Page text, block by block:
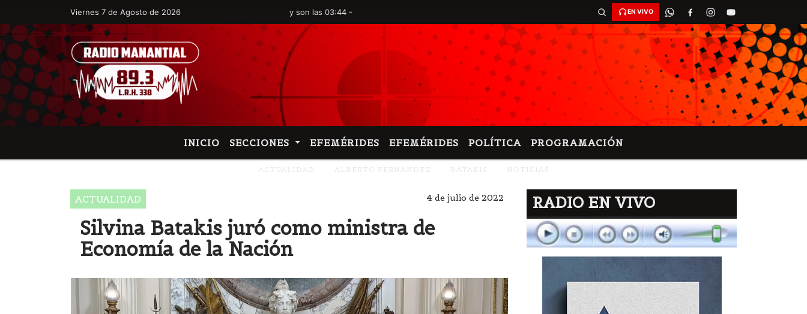
Viernes 7 de Agosto de 2026
Hoy es Viernes 7 de Agosto de 2026 y son las 03:44 - EN VIVO
INICIO SECCIONES EFEMÉRIDES EFEMÉRIDES POLÍTICA PROGRAMACIÓN
ACTUALIDAD 4 de julio de 2022
Silvina Batakis juró como ministra de
Economía de la Nación
RADIO EN VIVO